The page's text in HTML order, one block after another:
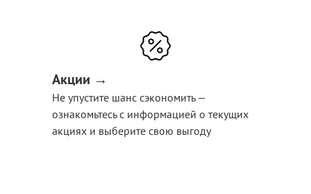
Акции →
Не упустите шанс сэкономить —
ознакомьтесь с информацией о текущих
акциях и выберите свою выгоду